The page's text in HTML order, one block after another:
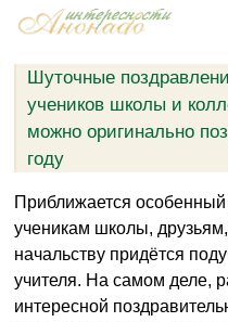
Шуточные
учеников школы и
можно оригинально
году
Приближается
ученикам школы,
начальству придётся
учителя. На самом деле,
интересной